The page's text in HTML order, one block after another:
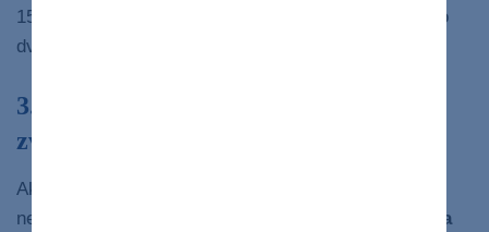
150 gramami mäsa, nemali by ste si dopriať viac ako
dva takéto mäsové chody za týždeň.
3. Prispejete k lepším podmienkam
zvierat
Ak chcete skutočne žiť zdravšie, vaším cieľom by
nemalo byť len zníženie spotreby mäsa, ale aj
vyššia